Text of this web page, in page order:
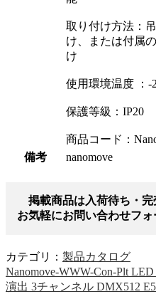
取り付け方法：
け、または付属
け
使用環境温度 ：-
保護等級：IP20
商品コード：
備考
nanomove
掲載商品は入荷待ち・完
お気軽にお問い合わせフォ
カテゴリ： 製品カタログ
Nanomove-WWW-Con-Plt
演出 3チャンネル DMX512